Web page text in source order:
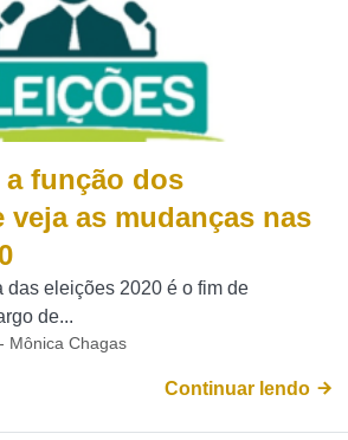
função dos
veja as mudanças nas
das eleições 2020 é o fim de
de...
Mônica Chagas
Continuar lendo